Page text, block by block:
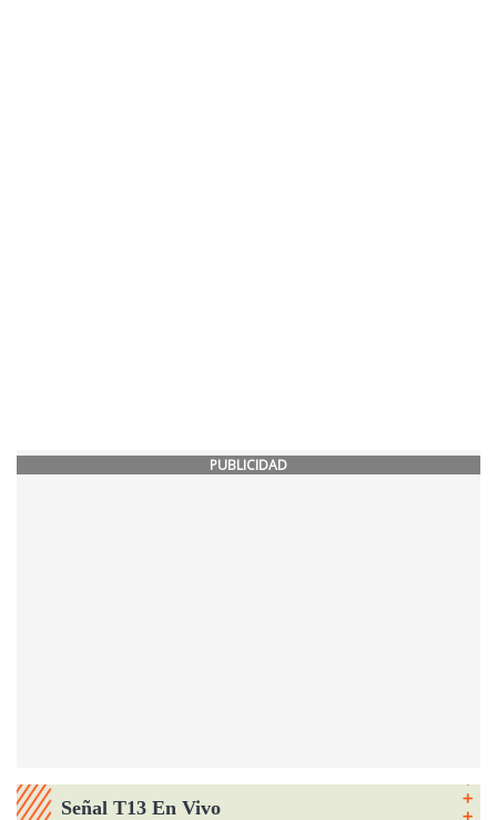
PUBLICIDAD
Señal T13 En Vivo